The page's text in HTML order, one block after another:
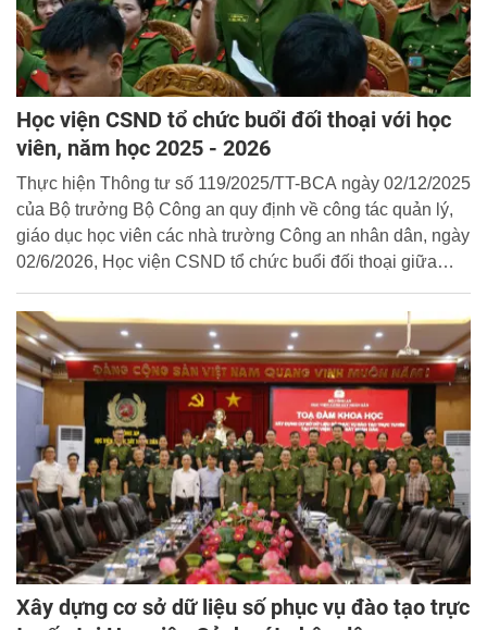
Học viện CSND tổ chức buổi đối thoại với học
viên, năm học 2025 - 2026
Thực hiện Thông tư số 119/2025/TT-BCA ngày 02/12/2025
của Bộ trưởng Bộ Công an quy định về công tác quản lý,
giáo dục học viên các nhà trường Công an nhân dân, ngày
02/6/2026, Học viện CSND tổ chức buổi đối thoại giữa
viện với đại diện học viên các khóa học, hệ học.
Xây dựng cơ sở dữ liệu số phục vụ đào tạo trực